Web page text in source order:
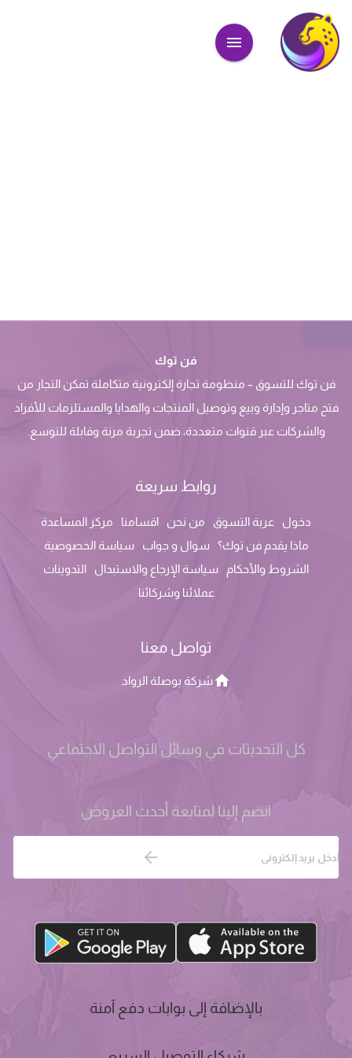
فن توك
فن توك للتسوق – منظومة تجارة إلكترونية متكاملة تمكن التجار من
فتح متاجر وإدارة وبيع وتوصيل المنتجات والهدايا والمستلزمات للأفراد
والشركات عبر قنوات متعددة، ضمن تجربة مرنة وقابلة للتوسع.
روابط سريعة
دخول عربة التسوق من نحن اقسامنا
مركز المساعدة
ماذا يقدم فن توك؟
سوال و جواب
سياسة الخصوصية
الشروط والأحكام
سياسة الإرجاع والاستبدال
التدوينات
عملائنا وشركائنا
تواصل معنا
شركة بوصلة الرواد
كل التحديثات في وسائل التواصل الاجتماعي
انضم إلينا لمتابعة أحدث العروض
بالإضافة إلى بوابات دفع آمنة